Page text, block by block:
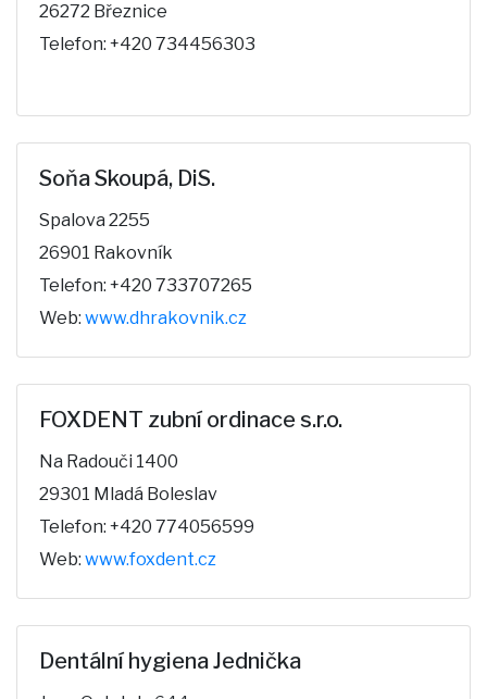
26272 Březnice
Telefon: +420 734456303
Soňa Skoupá, DiS.
Spalova 2255
26901 Rakovník
Telefon: +420 733707265
Web: www.dhrakovnik.cz
FOXDENT zubní ordinace s.r.o.
Na Radouči 1400
29301 Mladá Boleslav
Telefon: +420 774056599
Web: www.foxdent.cz
Dentální hygiena Jednička